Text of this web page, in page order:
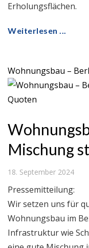
Erholungsflächen.
Weiterlesen ...
Wohnungsbau –
Mischung
18. September 2024
Pressemitteilung:
Wir setzen uns für
Wohnungsbau im
Infrastruktur wie